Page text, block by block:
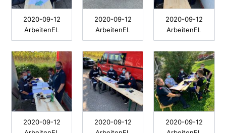
2020-09-12
ArbeitenEL
2020-09-12
ArbeitenEL
2020-09-12
ArbeitenEL
2020-09-12
2020-09-12
2020-09-12